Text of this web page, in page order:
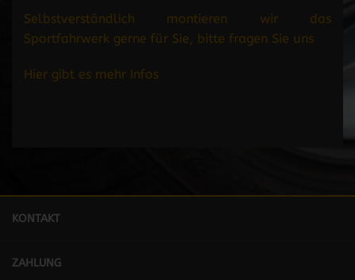
Selbstverständlich montieren wir das
Sportfahrwerk gerne für Sie, bitte fragen Sie uns
Hier gibt es mehr Infos
KONTAKT
ZAHLUNG